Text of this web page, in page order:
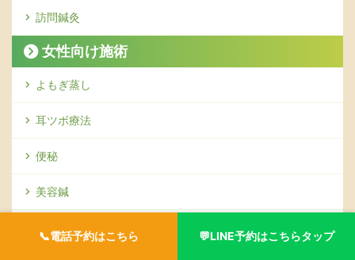
訪問鍼灸
女性向け施術
よもぎ蒸し
耳ツボ療法
便秘
美容鍼
📞電話予約はこちら 💬LINE予約はこちらタップ